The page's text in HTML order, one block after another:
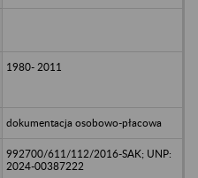
1980- 2011
dokumentacja osobowo-płacowa
992700/611/112/2016-SAK; UNP:
2024-00387222